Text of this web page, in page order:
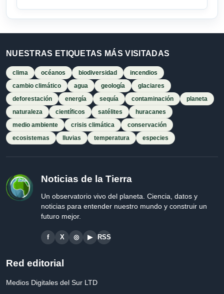
NUESTRAS ETIQUETAS MÁS VISITADAS
clima océanos biodiversidad
incendios
cambio climático
agua geología
glaciares
deforestación
energía sequía contaminación
planeta
naturaleza
científicos satélites
huracanes
medio ambiente
crisis climática
conservación
ecosistemas
lluvias temperatura especies
Noticias de la Tierra
Un observatorio vivo del planeta. Ciencia, datos y
noticias para entender nuestro mundo y construir un
futuro mejor.
f X ◎ ▶ RSS
Red editorial
Medios Digitales del Sur LTD